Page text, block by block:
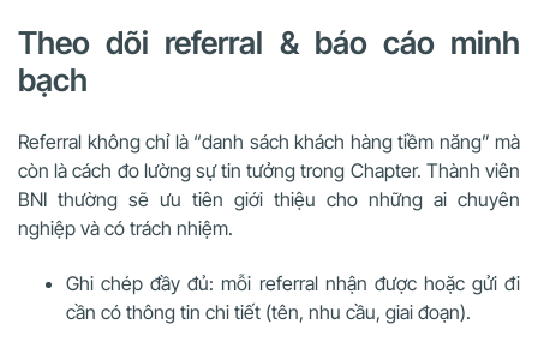
Theo dõi referral & báo cáo minh
bạch
Referral không chỉ là “danh sách khách hàng tiềm năng” mà
còn là cách đo lường sự tin tưởng trong Chapter. Thành viên
BNI thường sẽ ưu tiên giới thiệu cho những ai chuyên
nghiệp và có trách nhiệm.
Ghi chép đầy đủ: mỗi referral nhận được hoặc gửi đi
cần có thông tin chi tiết (tên, nhu cầu, giai đoạn).